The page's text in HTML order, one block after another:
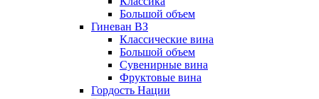
Большой объем
Гиневан ВЗ
Классические вина
Большой объем
Сувенирные вина
Фруктовые вина
Гордость Нации